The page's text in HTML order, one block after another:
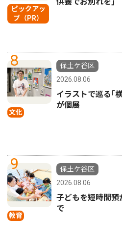
ピックアッ
プ（PR）
供養でお別れを｣
8
文化
保土ケ谷区
2026.08.06
イラストで巡る｢
が個展
9
教育
保土ケ谷区
2026.08.06
子どもを短時間
で